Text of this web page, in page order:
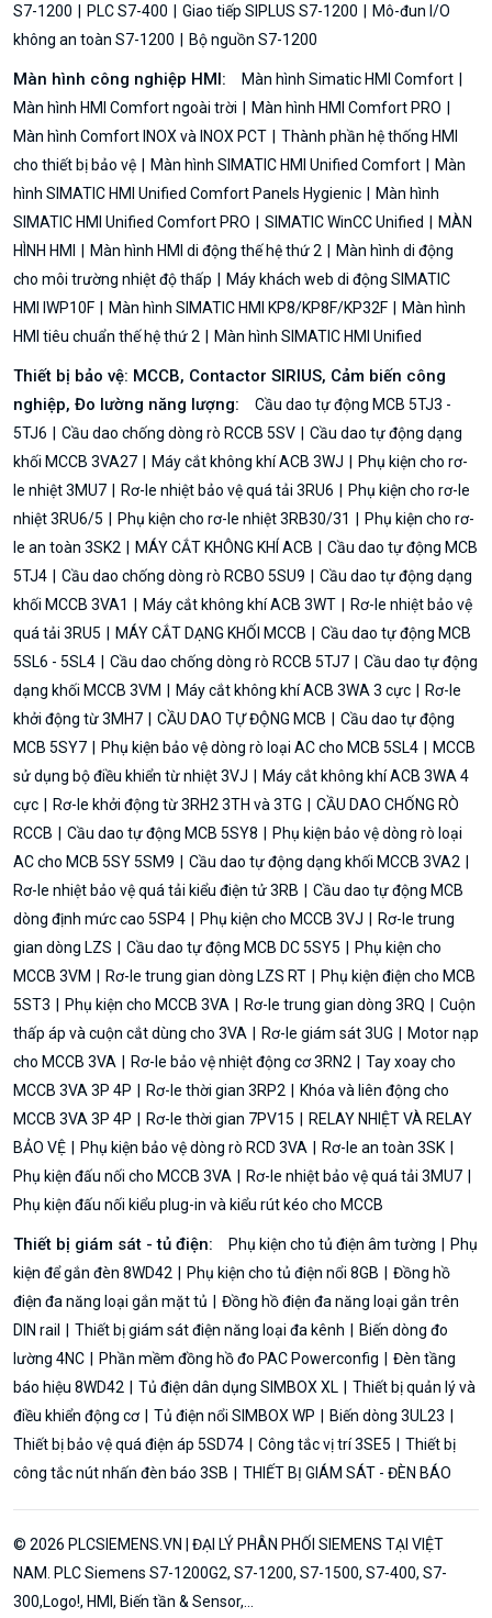
S7-1200
PLC S7-400 Giao tiếp SIPLUS S7-1200
Mô-đun I/O
không an toàn S7-1200
Bộ nguồn S7-1200
Màn hình công nghiệp HMI:
Màn hình Simatic HMI Comfort
Màn hình HMI Comfort ngoài trời
Màn hình HMI Comfort PRO
Màn hình Comfort INOX và INOX PCT
Thành phần hệ thống HMI
cho thiết bị bảo vệ
Màn hình SIMATIC HMI Unified Comfort
Màn
hình SIMATIC HMI Unified Comfort Panels Hygienic
Màn hình
SIMATIC HMI Unified Comfort PRO
SIMATIC WinCC Unified
MÀN
HÌNH HMI
Màn hình HMI di động thế hệ thứ 2
Màn hình di động
cho môi trường nhiệt độ thấp
Máy khách web di động SIMATIC
HMI IWP10F
Màn hình SIMATIC HMI KP8/KP8F/KP32F
Màn hình
HMI tiêu chuẩn thế hệ thứ 2
Màn hình SIMATIC HMI Unified
Thiết bị bảo vệ: MCCB, Contactor SIRIUS, Cảm biến công
nghiệp, Đo lường năng lượng:
Cầu dao tự động MCB 5TJ3 -
5TJ6
Cầu dao chống dòng rò RCCB 5SV
Cầu dao tự động dạng
khối MCCB 3VA27
Máy cắt không khí ACB 3WJ
Phụ kiện cho rơ-
le nhiệt 3MU7
Rơ-le nhiệt bảo vệ quá tải 3RU6
Phụ kiện cho rơ-le
nhiệt 3RU6/5
Phụ kiện cho rơ-le nhiệt 3RB30/31
Phụ kiện cho rơ-
le an toàn 3SK2
MÁY CẮT KHÔNG KHÍ ACB
Cầu dao tự động MCB
5TJ4
Cầu dao chống dòng rò RCBO 5SU9
Cầu dao tự động dạng
khối MCCB 3VA1
Máy cắt không khí ACB 3WT
Rơ-le nhiệt bảo vệ
quá tải 3RU5
MÁY CẮT DẠNG KHỐI MCCB
Cầu dao tự động MCB
5SL6 - 5SL4
Cầu dao chống dòng rò RCCB 5TJ7
Cầu dao tự động
dạng khối MCCB 3VM
Máy cắt không khí ACB 3WA 3 cực
Rơ-le
khởi động từ 3MH7
CẦU DAO TỰ ĐỘNG MCB
Cầu dao tự động
MCB 5SY7
Phụ kiện bảo vệ dòng rò loại AC cho MCB 5SL4
MCCB
sử dụng bộ điều khiển từ nhiệt 3VJ
Máy cắt không khí ACB 3WA 4
cực
Rơ-le khởi động từ 3RH2 3TH và 3TG
CẦU DAO CHỐNG RÒ
RCCB
Cầu dao tự động MCB 5SY8
Phụ kiện bảo vệ dòng rò loại
AC cho MCB 5SY 5SM9
Cầu dao tự động dạng khối MCCB 3VA2
Rơ-le nhiệt bảo vệ quá tải kiểu điện tử 3RB
Cầu dao tự động MCB
dòng định mức cao 5SP4
Phụ kiện cho MCCB 3VJ
Rơ-le trung
gian dòng LZS
Cầu dao tự động MCB DC 5SY5
Phụ kiện cho
MCCB 3VM
Rơ-le trung gian dòng LZS RT
Phụ kiện điện cho MCB
5ST3
Phụ kiện cho MCCB 3VA Rơ-le trung gian dòng 3RQ
Cuộn
thấp áp và cuộn cắt dùng cho 3VA
Rơ-le giám sát 3UG
Motor nạp
cho MCCB 3VA
Rơ-le bảo vệ nhiệt động cơ 3RN2
Tay xoay cho
MCCB 3VA 3P 4P
Rơ-le thời gian 3RP2
Khóa và liên động cho
MCCB 3VA 3P 4P
Rơ-le thời gian 7PV15
RELAY NHIỆT VÀ RELAY
BẢO VỆ
Phụ kiện bảo vệ dòng rò RCD 3VA
Rơ-le an toàn 3SK
Phụ kiện đấu nối cho MCCB 3VA
Rơ-le nhiệt bảo vệ quá tải 3MU7
Phụ kiện đấu nối kiểu plug-in và kiểu rút kéo cho MCCB
Thiết bị giám sát - tủ điện: Phụ kiện cho tủ điện âm tường
Phụ
kiện để gắn đèn 8WD42
Phụ kiện cho tủ điện nổi 8GB
Đồng hồ
điện đa năng loại gắn mặt tủ
Đồng hồ điện đa năng loại gắn trên
DIN rail
Thiết bị giám sát điện năng loại đa kênh
Biến dòng đo
lường 4NC
Phần mềm đồng hồ đo PAC Powerconfig
Đèn tầng
báo hiệu 8WD42
Tủ điện dân dụng SIMBOX XL
Thiết bị quản lý và
điều khiển động cơ
Tủ điện nổi SIMBOX WP
Biến dòng 3UL23
Thiết bị bảo vệ quá điện áp 5SD74
Công tắc vị trí 3SE5
Thiết bị
công tắc nút nhấn đèn báo 3SB
THIẾT BỊ GIÁM SÁT - ĐÈN BÁO
© 2026 PLCSIEMENS.VN | ĐẠI LÝ PHÂN PHỐI SIEMENS TẠI VIỆT
NAM. PLC Siemens S7-1200G2, S7-1200, S7-1500, S7-400, S7-
300,Logo!, HMI, Biến tần & Sensor,...